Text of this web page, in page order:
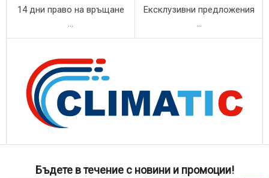
14 дни право на връщане Ексклузивни предложения
Бъдете в течение с новини и промоции!